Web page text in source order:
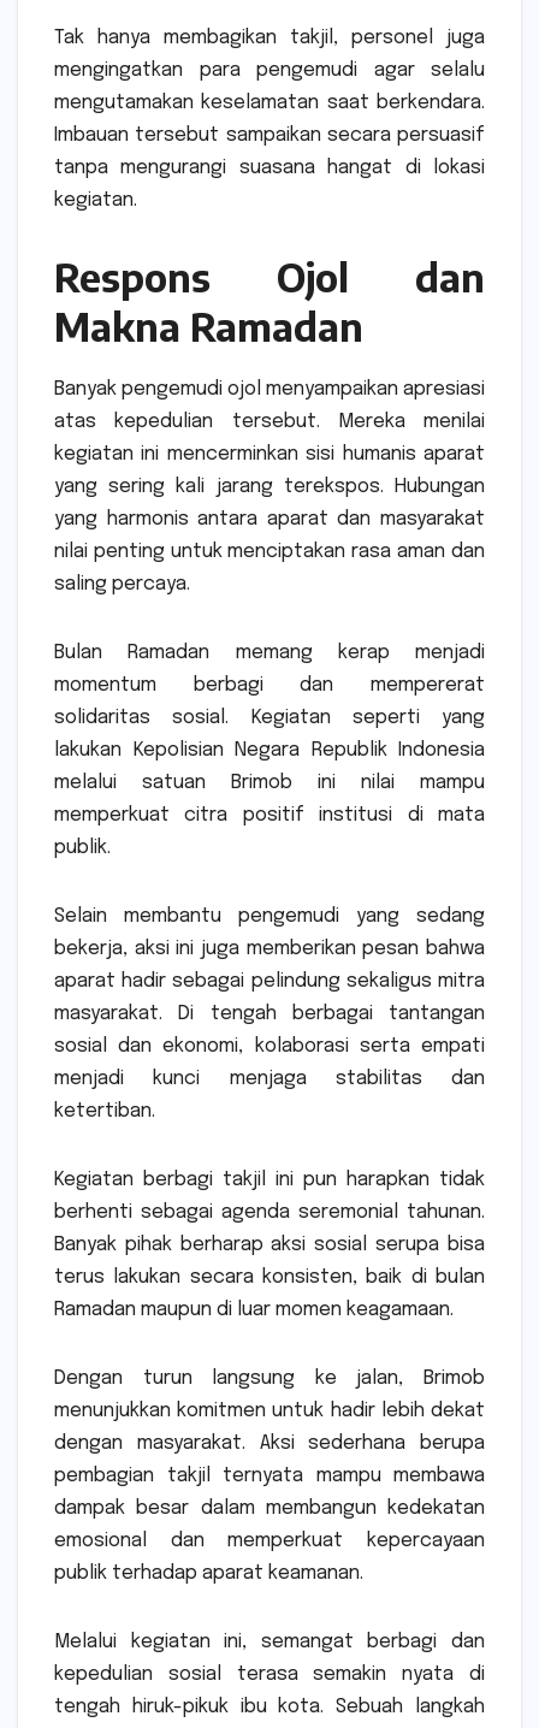
Tak hanya membagikan takjil, personel juga
mengingatkan para pengemudi agar selalu
mengutamakan keselamatan saat berkendara.
Imbauan tersebut sampaikan secara persuasif
tanpa mengurangi suasana hangat di lokasi
kegiatan.
Respons Ojol dan
Makna Ramadan
Banyak pengemudi ojol menyampaikan apresiasi
atas kepedulian tersebut. Mereka menilai
kegiatan ini mencerminkan sisi humanis aparat
yang sering kali jarang terekspos. Hubungan
yang harmonis antara aparat dan masyarakat
nilai penting untuk menciptakan rasa aman dan
saling percaya.
Bulan Ramadan memang kerap menjadi
momentum berbagi dan mempererat
solidaritas sosial. Kegiatan seperti yang
lakukan
Kepolisian Negara Republik Indonesia
melalui satuan Brimob ini nilai mampu
memperkuat citra positif institusi di mata
publik.
Selain membantu pengemudi yang sedang
bekerja, aksi ini juga memberikan pesan bahwa
aparat hadir sebagai pelindung sekaligus mitra
masyarakat. Di tengah berbagai tantangan
sosial dan ekonomi, kolaborasi serta empati
menjadi kunci menjaga stabilitas dan
ketertiban.
Kegiatan berbagi takjil ini pun harapkan tidak
berhenti sebagai agenda seremonial tahunan.
Banyak pihak berharap aksi sosial serupa bisa
terus lakukan secara konsisten, baik di bulan
Ramadan maupun di luar momen keagamaan.
Dengan turun langsung ke jalan, Brimob
menunjukkan komitmen untuk hadir lebih dekat
dengan masyarakat. Aksi sederhana berupa
pembagian takjil ternyata mampu membawa
dampak besar dalam membangun kedekatan
emosional dan memperkuat kepercayaan
publik terhadap aparat keamanan.
Melalui kegiatan ini, semangat berbagi dan
kepedulian sosial terasa semakin nyata di
tengah hiruk-pikuk ibu kota. Sebuah langkah